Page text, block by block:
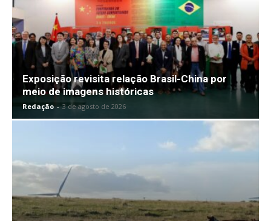
Exposição revisita relação Brasil-China por
meio de imagens históricas
Redação - 3 de agosto de 2026